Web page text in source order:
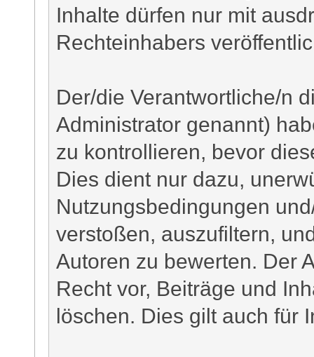
Inhalte dürfen nur mit
Rechteinhabers
Der/die Verantwortliche/n
Administrator genannt)
zu kontrollieren, bevor
Dies dient nur dazu,
Nutzungsbedingungen
verstoßen, auszufiltern,
Autoren zu bewerten. Der
Recht vor, Beiträge und
löschen. Dies gilt auch für